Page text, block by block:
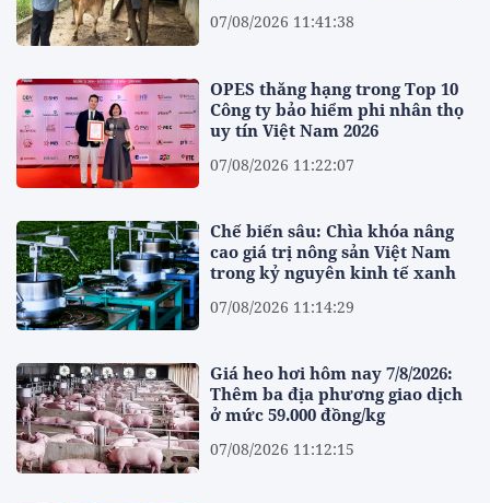
07/08/2026 11:41:38
OPES thăng hạng trong Top 10
Công ty bảo hiểm phi nhân thọ
uy tín Việt Nam 2026
07/08/2026 11:22:07
Chế biến sâu: Chìa khóa nâng
cao giá trị nông sản Việt Nam
trong kỷ nguyên kinh tế xanh
07/08/2026 11:14:29
Giá heo hơi hôm nay 7/8/2026:
Thêm ba địa phương giao dịch
ở mức 59.000 đồng/kg
07/08/2026 11:12:15